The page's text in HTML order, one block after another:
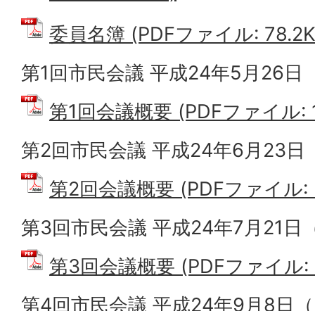
委員名簿 (PDFファイル:
第1回市民会議 平成24年5月26日
第1回会議概要 (PDFファイル:
第2回市民会議 平成24年6月23日
第2回会議概要 (PDFファイル
第3回市民会議 平成24年7月21日
第3回会議概要 (PDFファイル
第4回市民会議 平成24年9月8日